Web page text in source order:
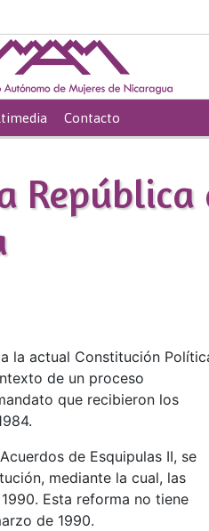
Contacto
la actual Constitución
de un proceso
que recibieron los
de Esquipulas II, se
mediante la cual, las
Esta reforma no tiene
de 1990.